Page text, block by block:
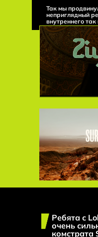
Так мы
неприглядный
внутреннего
Ребята с
очень
комстрата